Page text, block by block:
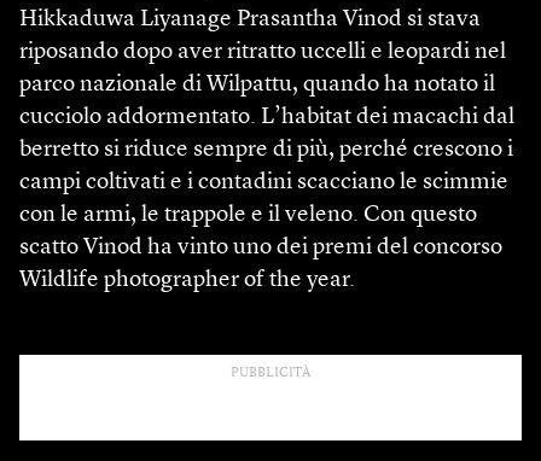
Hikkaduwa Liyanage Prasantha Vinod si stava
riposando dopo aver ritratto uccelli e leopardi nel
parco nazionale di Wilpattu, quando ha notato il
cucciolo addormentato. L’habitat dei macachi dal
berretto si riduce sempre di più, perché crescono i
campi coltivati e i contadini scacciano le scimmie
con le armi, le trappole e il veleno. Con questo
scatto Vinod ha vinto uno dei premi del concorso
Wildlife photographer of the year.
PUBBLICITÀ